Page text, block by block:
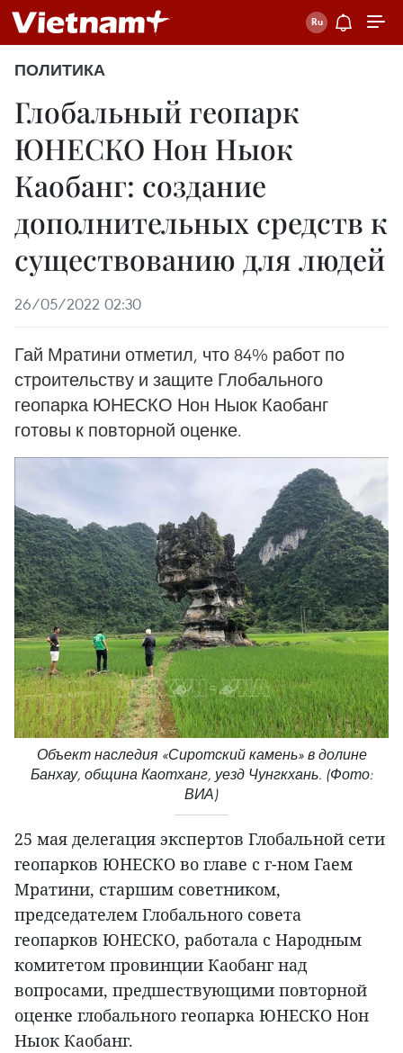
ПОЛИТИКА
Глобальный геопарк
ЮНЕСКО Нон Ныок
Каобанг: создание
дополнительных средств к
существованию для людей
26/05/2022 02:30
Гай Мратини отметил, что 84% работ по
строительству и защите Глобального
геопарка ЮНЕСКО Нон Ныок Каобанг
готовы к повторной оценке.
Объект наследия «Сиротский камень» в долине
Банхау, община Каотханг, уезд Чунгкхань. (Фото:
ВИА)
25 мая делегация экспертов Глобальной сети
геопарков ЮНЕСКО во главе с г-ном Гаем
Мратини, старшим советником,
председателем Глобального совета
геопарков ЮНЕСКО, работала с Народным
комитетом провинции Каобанг над
вопросами, предшествующими повторной
оценке глобального геопарка ЮНЕСКО Нон
Ныок Каобанг.